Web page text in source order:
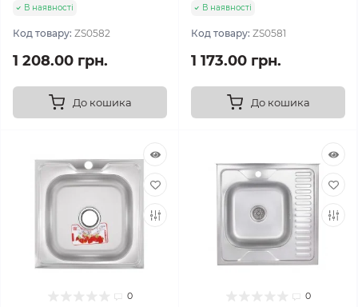
В наявності
Код товару: ZS0582
1 208.00 грн.
До кошика
В наявності
Код товару: ZS0581
1 173.00 грн.
До кошика
0 0